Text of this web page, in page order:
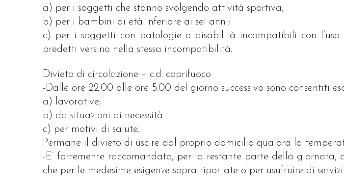
a) per i soggetti che stanno svolgendo attività sportiva;
b) per i bambini di età inferiore ai sei anni;
c) per i soggetti con patologie o disabilità incompatibili con
predetti versino nella stessa incompatibilità.
Divieto di circolazione – c.d. coprifuoco
-Dalle ore 22.00 alle ore 5.00 del giorno successivo sono consentiti
a) lavorative;
b) da situazioni di necessità
c) per motivi di salute.
Permane il divieto di uscire dal proprio domicilio qualora la
-E’ fortemente raccomandato, per la restante parte della
che per le medesime esigenze sopra riportate o per usufruire di servizi